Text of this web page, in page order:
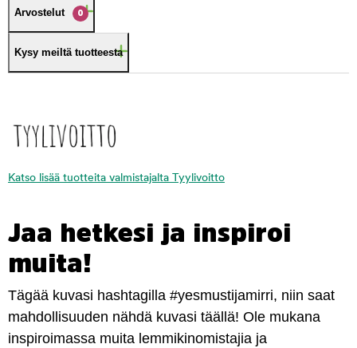
Arvostelut 0
Kysy meiltä tuotteesta
Katso lisää tuotteita valmistajalta Tyylivoitto
Jaa hetkesi ja inspiroi
muita!
Tägää kuvasi hashtagilla #yesmustijamirri, niin saat
mahdollisuuden nähdä kuvasi täällä! Ole mukana
inspiroimassa muita lemmikinomistajia ja